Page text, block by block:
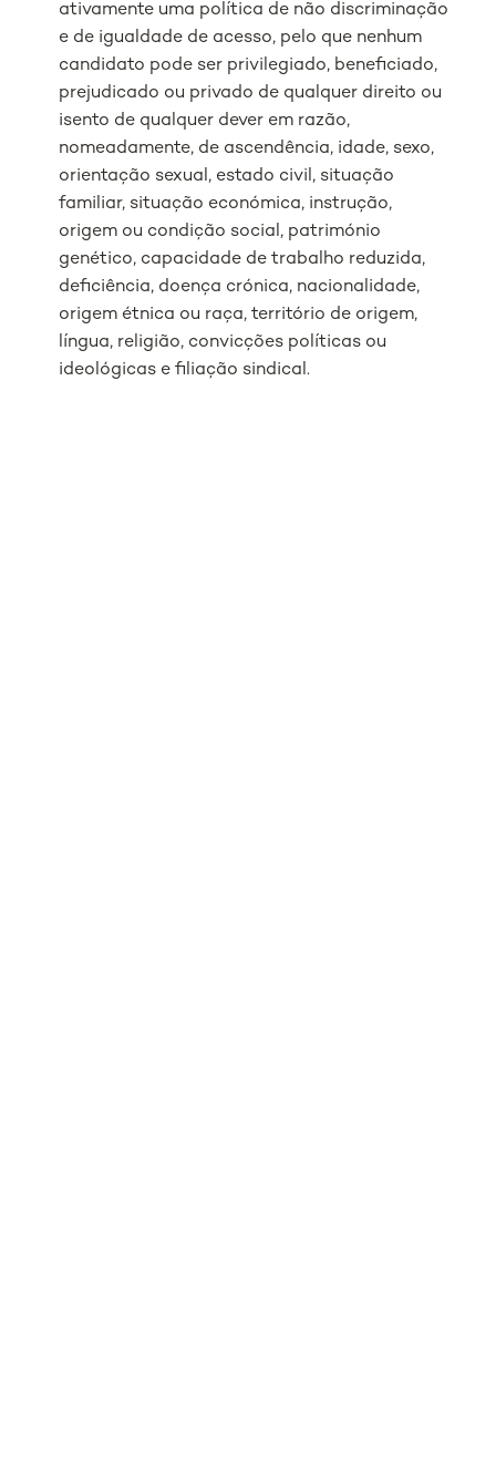
ativamente uma política de não discriminação
e de igualdade de acesso, pelo que nenhum
candidato pode ser privilegiado, beneficiado,
prejudicado ou privado de qualquer direito ou
isento de qualquer dever em razão,
nomeadamente, de ascendência, idade, sexo,
orientação sexual, estado civil, situação
familiar, situação económica, instrução,
origem ou condição social, património
genético, capacidade de trabalho reduzida,
deficiência, doença crónica, nacionalidade,
origem étnica ou raça, território de origem,
língua, religião, convicções políticas ou
ideológicas e filiação sindical.